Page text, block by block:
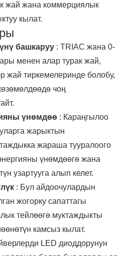
жай жана коммерциялык
кылат.
башкаруу : TRIAC жана 0-
менен алар турак жай,
жай тиркемелеринде болобу,
чоң
үнөмдөө : Караңгылоо
жарыктын
жараша тууралоого
үнөмдөөгө жана
узартууга алып келет.
: Бул айдоочулардын
жогорку сапаттагы
тейлөөгө муктаждыкты
камсыз кылат.
LED диоддорунун